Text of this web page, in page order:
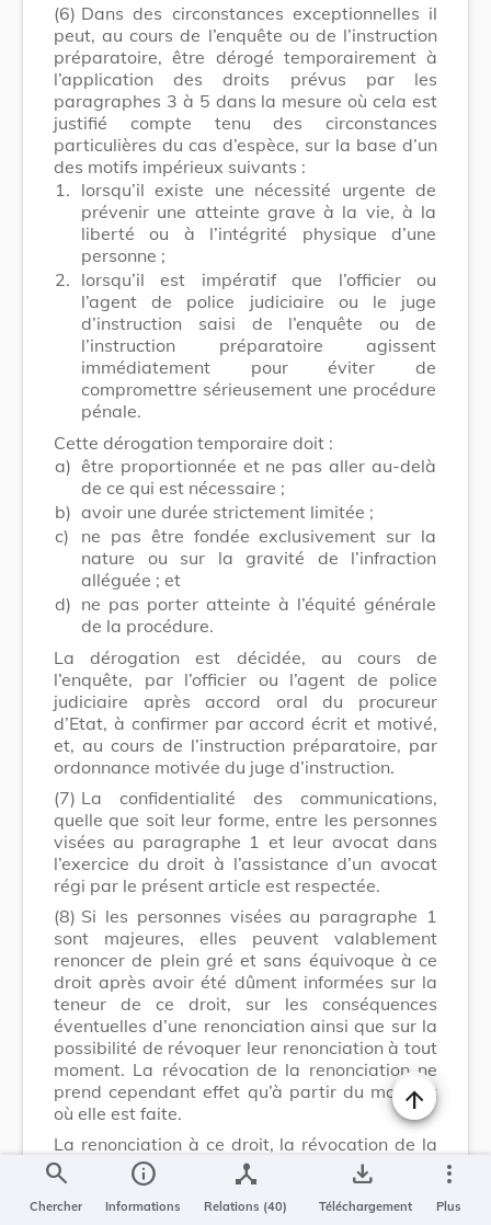
(6) Dans des circonstances exceptionnelles il
peut, au cours de l’enquête ou de l’instruction
préparatoire, être dérogé temporairement à
l’application des droits prévus par les
paragraphes 3 à 5 dans la mesure où cela est
justifié compte tenu des circonstances
particulières du cas d’espèce, sur la base d’un
des motifs impérieux suivants :
1. lorsqu’il existe une nécessité urgente de
prévenir une atteinte grave à la vie, à la
liberté ou à l’intégrité physique d’une
personne ;
2. lorsqu’il est impératif que l’officier ou
l’agent de police judiciaire ou le juge
d’instruction saisi de l’enquête ou de
l’instruction préparatoire agissent
immédiatement pour éviter de
compromettre sérieusement une procédure
pénale.
Cette dérogation temporaire doit :
a) être proportionnée et ne pas aller au-delà
de ce qui est nécessaire ;
b) avoir une durée strictement limitée ;
c)
ne pas être fondée exclusivement sur la
nature ou sur la gravité de l’infraction
alléguée ; et
d) ne pas porter atteinte à l’équité générale
de la procédure.
La dérogation est décidée, au cours de
l’enquête, par l’officier ou l’agent de police
judiciaire après accord oral du procureur
d’Etat, à confirmer par accord écrit et motivé,
et, au cours de l’instruction préparatoire, par
ordonnance motivée du juge d’instruction.
(7) La confidentialité des communications,
quelle que soit leur forme, entre les personnes
visées au paragraphe 1 et leur avocat dans
l’exercice du droit à l’assistance d’un avocat
régi par le présent article est respectée.
(8) Si les personnes visées au paragraphe 1
sont majeures, elles peuvent valablement
renoncer de plein gré et sans équivoque à ce
droit après avoir été dûment informées sur la
teneur de ce droit, sur les conséquences
éventuelles d’une renonciation ainsi que sur la
possibilité de révoquer leur renonciation à tout
moment. La révocation de la renonciation ne
prend cependant effet qu’à partir du moment
où elle est faite.
La renonciation à ce droit, la révocation de la
renonciation ainsi que les circonstances de la
renonciation sont constatées par écrit, datées
et signées par elles.
Changer la
search
Chercher
info
Informations
device_hub
Relations (40)
save_alt
Téléchargement
more_vert
Plus